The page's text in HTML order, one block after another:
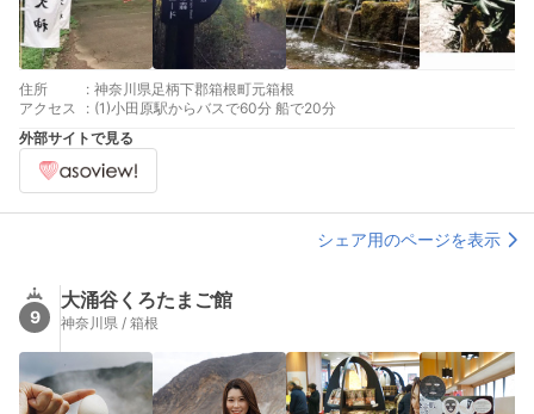
住所 : 神奈川県足柄下郡箱根町元箱根
アクセス
:
(1)小田原駅からバスで60分 船で20分
外部サイトで見る
シェア用のページを表示
9
大涌谷くろたまご館
神奈川県 / 箱根